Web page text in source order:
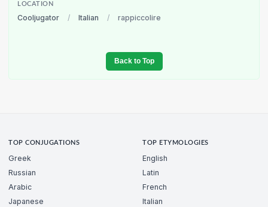
LOCATION
Cooljugator / Italian / rappiccolire
Back to Top
TOP CONJUGATIONS
Greek
Russian
Arabic
Japanese
TOP ETYMOLOGIES
English
Latin
French
Italian